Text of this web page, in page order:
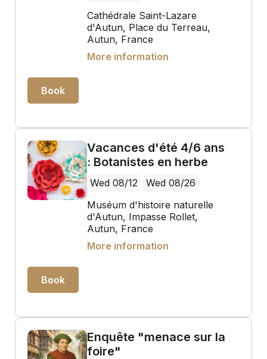
Cathédrale Saint-Lazare
d'Autun, Place du Terreau,
Autun, France
More information
Book
Vacances d'été 4/6 ans
: Botanistes en herbe
Wed 08/12
Wed 08/26
Muséum d'histoire naturelle
d'Autun, Impasse Rollet,
Autun, France
More information
Book
Enquête "menace sur la
foire"